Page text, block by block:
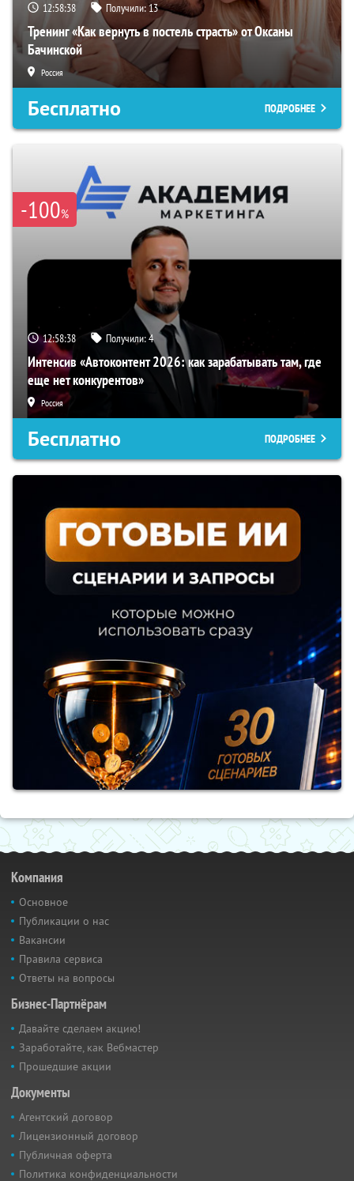
12:58:37 Получили:13
Тренинг «Как вернуть в постель страсть» от Оксаны
Бачинской
Россия
Бесплатно ПОДРОБНЕЕ
-100%
12:58:37 Получили:4
Интенсив «Автоконтент 2026: как зарабатывать там, где
еще нет конкурентов»
Россия
Бесплатно ПОДРОБНЕЕ
Компания
Основное
Публикации о нас
Вакансии
Правила сервиса
Ответы на вопросы
Бизнес-Партнёрам
Давайте сделаем акцию!
Заработайте, как Вебмастер
Прошедшие акции
Документы
Агентский договор
Лицензионный договор
Публичная оферта
Политика конфиденциальности